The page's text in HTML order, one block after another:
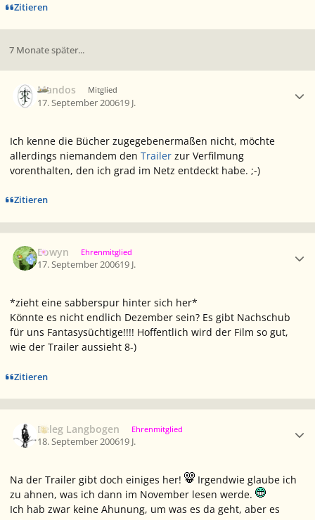
Zitieren
7 Monate später...
Mandos Mitglied
17. September 200619 J.
Ich kenne die Bücher zugegebenermaßen nicht, möchte
allerdings niemandem den Trailer zur Verfilmung
vorenthalten, den ich grad im Netz entdeckt habe. ;-)
Zitieren
Eowyn Ehrenmitglied
17. September 200619 J.
*zieht eine sabberspur hinter sich her*
Könnte es nicht endlich Dezember sein? Es gibt Nachschub
für uns Fantasysüchtige!!!! Hoffentlich wird der Film so gut,
wie der Trailer aussieht 8-)
Zitieren
Beleg Langbogen Ehrenmitglied
18. September 200619 J.
Na der Trailer gibt doch einiges her!
Irgendwie glaube ich
zu ahnen, was ich dann im November lesen werde.
Ich hab zwar keine Ahunung, um was es da geht, aber es